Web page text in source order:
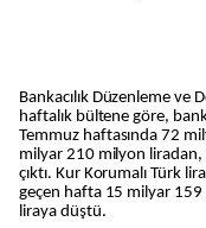
Bankacılık Düzenleme ve Denetleme Kurumunun (BDDK) yayımladığı
haftalık bültene göre,
Temmuz haftasında 72
milyar 210 milyon
çıktı. Kur Korumalı Türk
geçen hafta 15 milyar
liraya düştü.